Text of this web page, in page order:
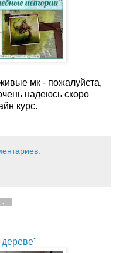
мк - пожалуйста,
надеюсь скоро
курс.